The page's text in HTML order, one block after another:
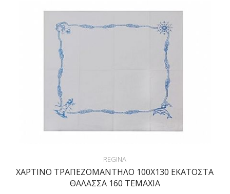
REGINA
ΧΑΡΤΙΝΟ ΤΡΑΠΕΖΟΜΑΝΤΗΛΟ 100Χ130 ΕΚΑΤΟΣΤΑ
ΘΑΛΑΣΣΑ 160 ΤΕΜΑΧΙΑ